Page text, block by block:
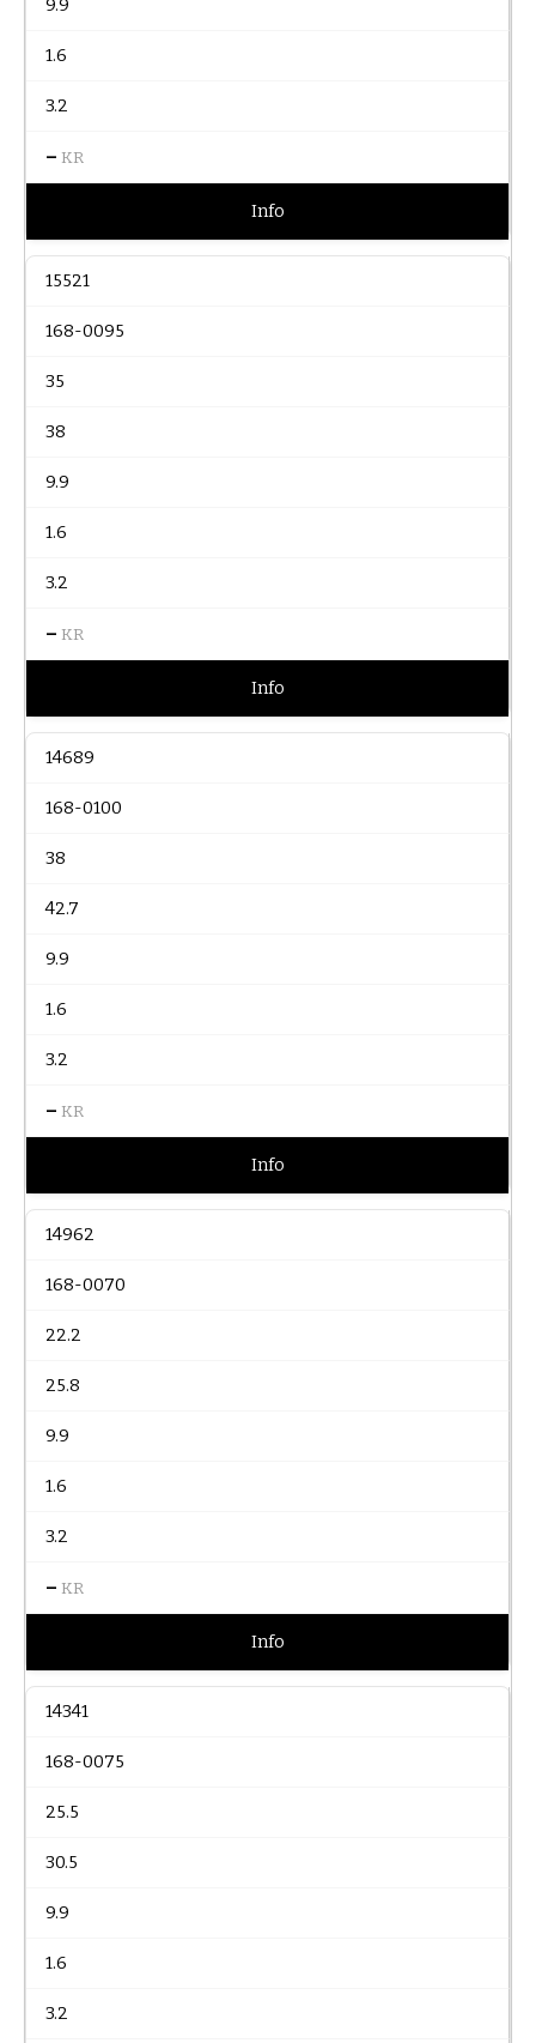
9.9
1.6
3.2
– KR
Info
15521
168-0095
35
38
9.9
1.6
3.2
– KR
Info
14689
168-0100
38
42.7
9.9
1.6
3.2
– KR
Info
14962
168-0070
22.2
25.8
9.9
1.6
3.2
– KR
Info
14341
168-0075
25.5
30.5
9.9
1.6
3.2